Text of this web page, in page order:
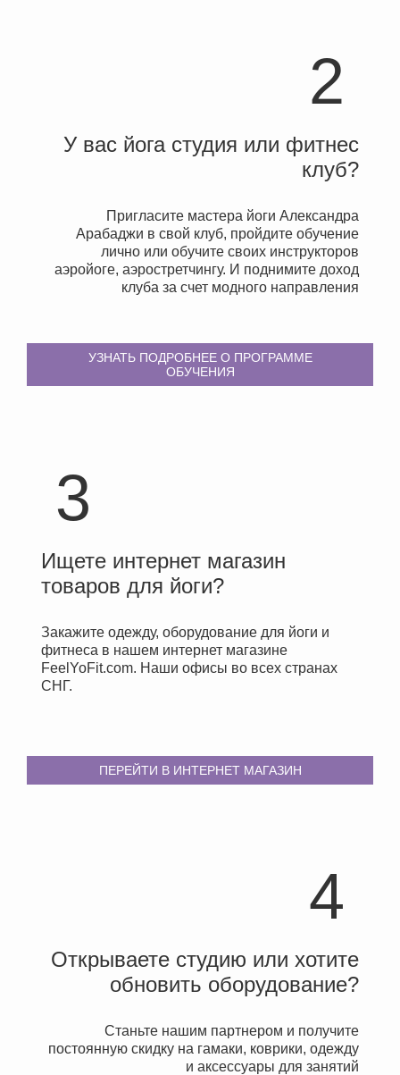
2
У вас йога студия или фитнес
клуб?
Пригласите мастера йоги Александра
Арабаджи в свой клуб, пройдите обучение
лично или обучите своих инструкторов
аэройоге, аэростретчингу. И поднимите доход
клуба за счет модного направления
УЗНАТЬ ПОДРОБНЕЕ О ПРОГРАММЕ
ОБУЧЕНИЯ
3
Ищете интернет магазин
товаров для йоги?
Закажите одежду, оборудование для йоги и
фитнеса в нашем интернет магазине
FeelYoFit.com. Наши офисы во всех странах
СНГ.
ПЕРЕЙТИ В ИНТЕРНЕТ МАГАЗИН
4
Открываете студию или хотите
обновить оборудование?
Станьте нашим партнером и получите
постоянную скидку на гамаки, коврики, одежду
и аксессуары для занятий